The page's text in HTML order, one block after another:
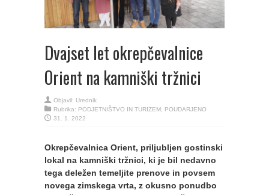
Dvajset let okrepčevalnice
Orient na kamniški tržnici
Objavil: Urednik
Rubrika: PODJETNIŠTVO IN TURIZEM
POUDARJENO
31. 1. 2022
Okrepčevalnica Orient, priljubljen gostinski
lokal na kamniški tržnici, ki je bil nedavno
tega deležen temeljite prenove in povsem
novega zimskega vrta, z okusno ponudbo